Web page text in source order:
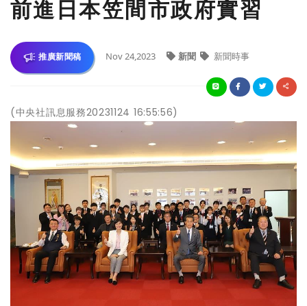
前進日本笠間市政府實習
推廣新聞稿 Nov 24,2023 新聞 新聞時事
(中央社訊息服務20231124 16:55:56)